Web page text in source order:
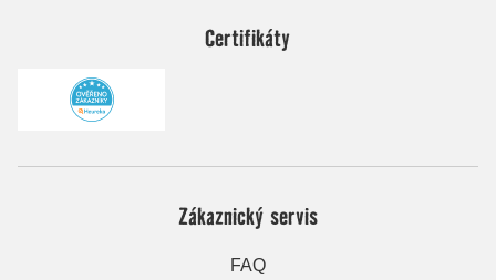
Certifikáty
Zákaznický servis
FAQ